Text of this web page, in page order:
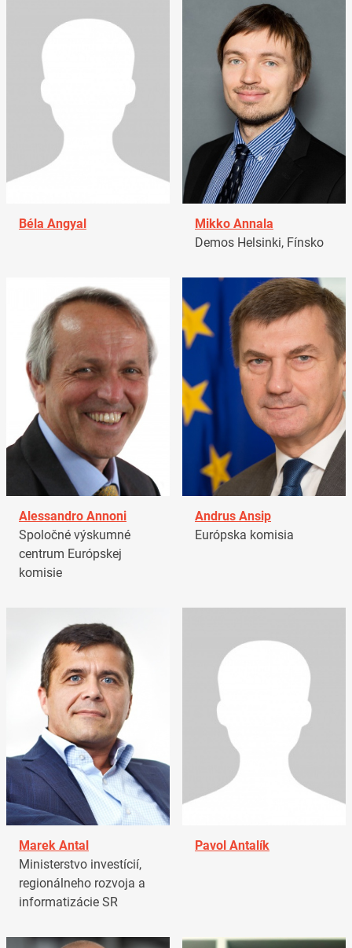
Béla Angyal
Mikko Annala
Demos Helsinki, Fínsko
Alessandro Annoni
Spoločné výskumné
centrum Európskej
komisie
Andrus Ansip
Európska komisia
Marek Antal
Ministerstvo investícií,
regionálneho rozvoja a
informatizácie SR
Pavol Antalík